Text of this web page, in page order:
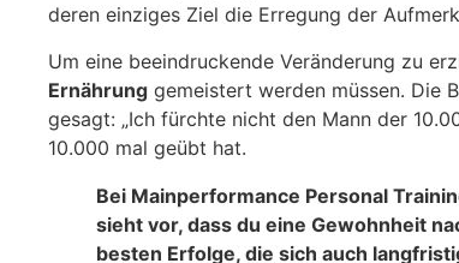
deren einziges Ziel die Erregung der
Um eine beeindruckende Veränderung zu
Ernährung gemeistert werden müssen. Die
gesagt: „Ich fürchte nicht den Mann der
10.000 mal geübt hat.
Bei Mainperformance Personal
sieht vor, dass du eine Gewohnheit
besten Erfolge, die sich auch